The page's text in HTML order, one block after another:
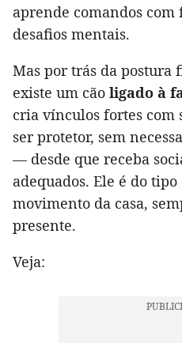
aprende comandos com
desafios mentais.
Mas por trás da postura
existe um cão ligado à
cria vínculos fortes com
ser protetor, sem
— desde que receba
adequados. Ele é do
movimento da casa,
presente.
Veja: